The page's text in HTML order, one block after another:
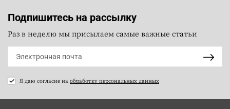
Подпишитесь на рассылку
Раз в неделю мы присылаем самые важные статьи
Я даю согласие на обработку персональных данных